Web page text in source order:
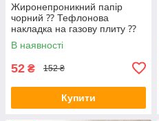
Жиронепроникний папір
чорний ⁇ Тефлонова
накладка на газову плиту ⁇
Захисний папір для плити
В наявності
52 ₴ 152 ₴
Купити